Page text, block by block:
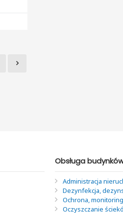
Obsługa
Administracja
Dezynfekcja,
Ochrona, monitoring
Oczyszczanie